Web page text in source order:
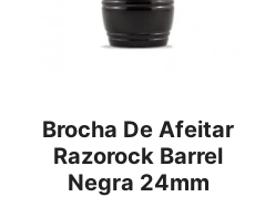
Brocha De Afeitar
Razorock Barrel
Negra 24mm